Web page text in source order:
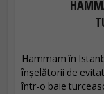
Hammam în
înșelătorii de
într-o baie